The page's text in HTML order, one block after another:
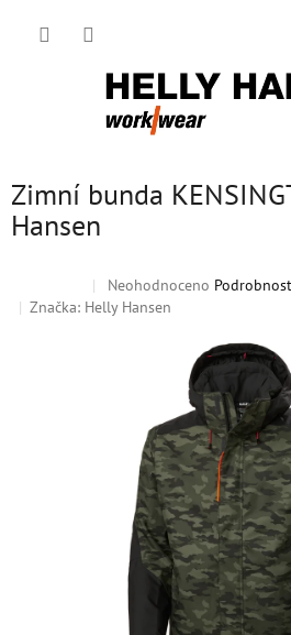
Zimní bunda
Hansen
Průměrné
hodnocení
hvězdiček.
Neohodnoceno
Značka: Helly Hansen